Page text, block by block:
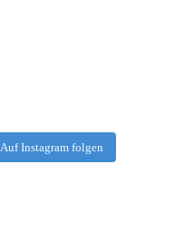
Auf Instagram folgen